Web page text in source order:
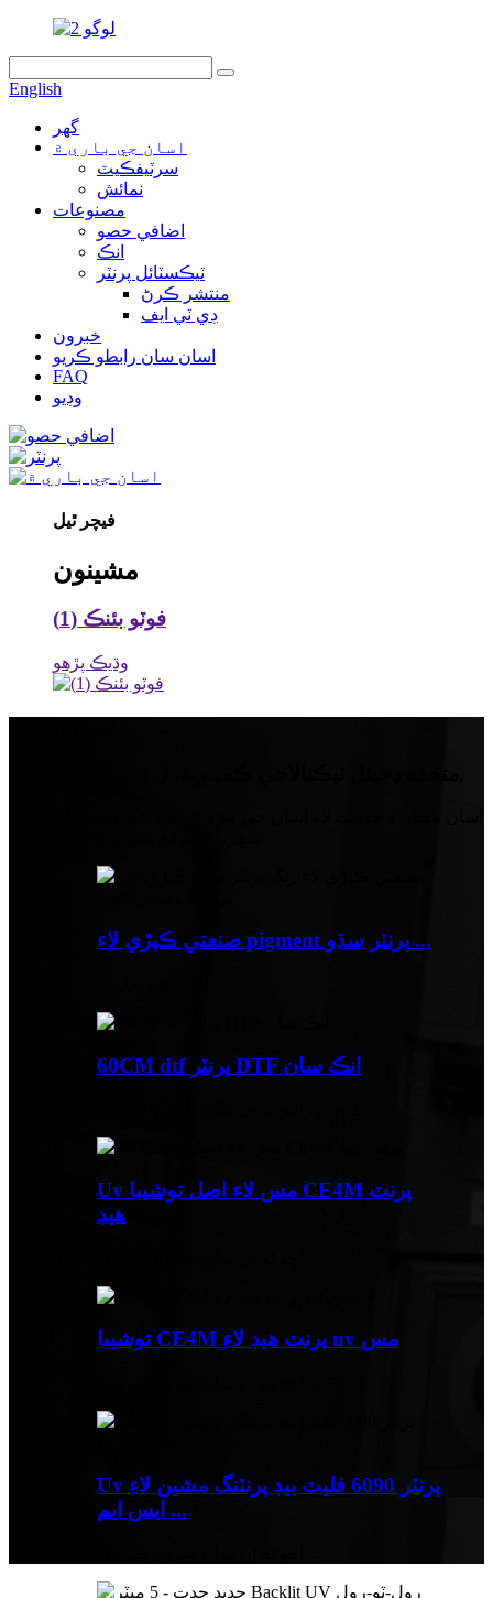
English
گهر
اسان جي باري ۾
سرٽيفڪيٽ
نمائش
مصنوعات
اضافي حصو
انڪ
ٽيڪسٽائل پرنٽر
منتشر ڪرڻ
ڊي ٽي ايف
خبرون
اسان سان رابطو ڪريو
FAQ
وڊيو
فيچر ٿيل
مشينون
فوٽو بئنڪ (1)
وڌيڪ پڙهو
صنعتي ڪپڙي لاء pigment پرنٽر سڌو ...
60CM dtf پرنٽر DTF انڪ سان
Uv مس لاء اصل توشيبا CE4M پرنٽ
هيڊ
توشيبا CE4M پرنٽ هيڊ لاءِ uv مس
Uv پرنٽر 6090 فليٽ بيڊ پرنٽنگ مشين لاءِ
ايس ايم ...